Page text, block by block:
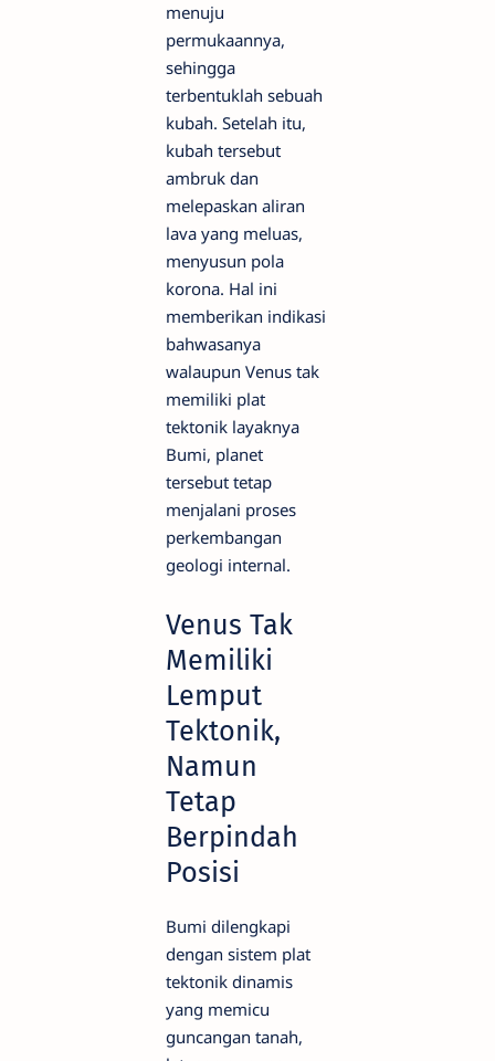
menuju
permukaannya,
sehingga
terbentuklah sebuah
kubah. Setelah itu,
kubah tersebut
ambruk dan
melepaskan aliran
lava yang meluas,
menyusun pola
korona. Hal ini
memberikan indikasi
bahwasanya
walaupun Venus tak
memiliki plat
tektonik layaknya
Bumi, planet
tersebut tetap
menjalani proses
perkembangan
geologi internal.
Venus Tak
Memiliki
Lemput
Tektonik,
Namun
Tetap
Berpindah
Posisi
Bumi dilengkapi
dengan sistem plat
tektonik dinamis
yang memicu
guncangan tanah,